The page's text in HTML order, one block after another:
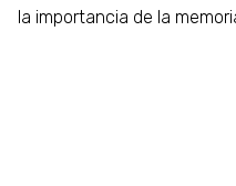
la importancia de la